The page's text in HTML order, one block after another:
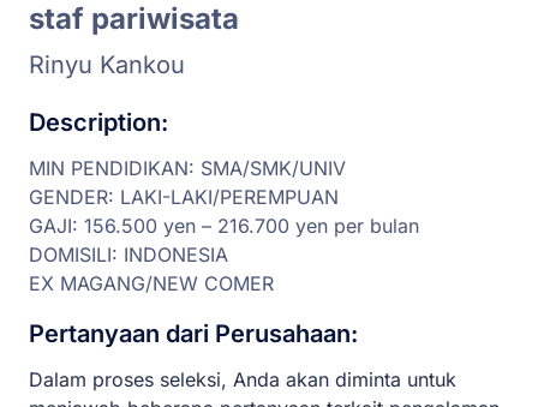
staf pariwisata
Rinyu Kankou
Description:
MIN PENDIDIKAN: SMA/SMK/UNIV
GENDER: LAKI-LAKI/PEREMPUAN
GAJI: 156.500 yen – 216.700 yen per bulan
DOMISILI: INDONESIA
EX MAGANG/NEW COMER
Pertanyaan dari Perusahaan:
Dalam proses seleksi, Anda akan diminta untuk